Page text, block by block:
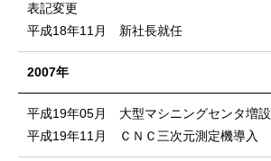
表記変更
平成18年11月 新社長就任
2007年
平成19年05月 大型マシニングセンタ増設
平成19年11月 ＣＮＣ三次元測定機導入